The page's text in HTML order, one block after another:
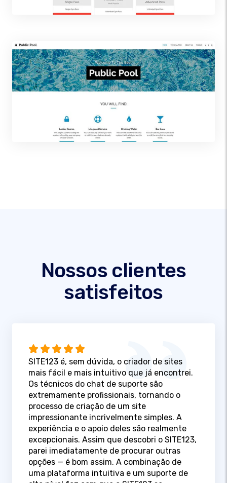
Nossos clientes
satisfeitos
SITE123 é, sem dúvida, o criador de sites
mais fácil e mais intuitivo que já encontrei.
Os técnicos do chat de suporte são
extremamente profissionais, tornando o
processo de criação de um site
impressionante incrivelmente simples. A
experiência e o apoio deles são realmente
excepcionais. Assim que descobri o SITE123,
parei imediatamente de procurar outras
opções — é bom assim. A combinação de
uma plataforma intuitiva e um suporte de